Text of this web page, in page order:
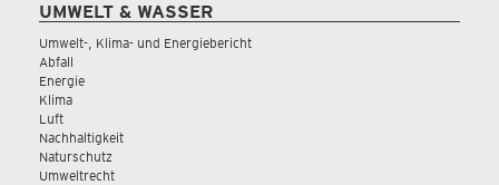
UMWELT & WASSER
Umwelt-, Klima- und Energiebericht
Abfall
Energie
Klima
Luft
Nachhaltigkeit
Naturschutz
Umweltrecht